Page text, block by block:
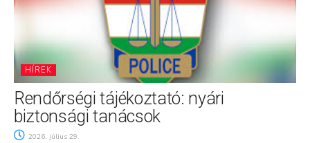
HÍREK
Rendőrségi tájékoztató: nyári
biztonsági tanácsok
2026. július 29.